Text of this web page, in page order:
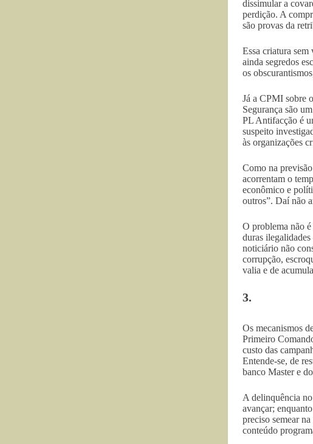
dissimular a
perdição. A
são provas da
Essa criatura
ainda segredos
os
Já a CPMI sobre
Segurança são
PL Antifacção é
suspeito
às organizações
Como na
acorrentam o
econômico e
outros”. Daí não
O problema não
duras
noticiário não
corrupção,
valia e de
3.
Os mecanismos
Primeiro
custo das
Entende-se, de
banco Master e
A delinquência
avançar;
preciso semear
conteúdo